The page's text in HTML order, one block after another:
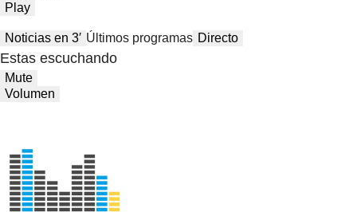
Play
Noticias en 3′ Últimos programas Directo
Estas escuchando
Mute
Volumen